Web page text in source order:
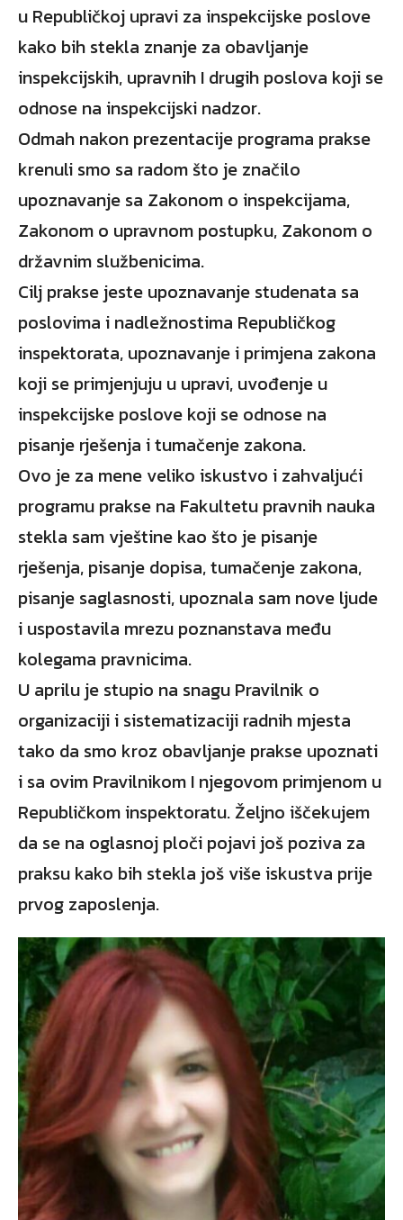
u Republičkoj upravi za inspekcijske poslove
kako bih stekla znanje za obavljanje
inspekcijskih, upravnih I drugih poslova koji se
odnose na inspekcijski nadzor.
Odmah nakon prezentacije programa prakse
krenuli smo sa radom što je značilo
upoznavanje sa Zakonom o inspekcijama,
Zakonom o upravnom postupku, Zakonom o
državnim službenicima.
Cilj prakse jeste upoznavanje studenata sa
poslovima i nadležnostima Republičkog
inspektorata, upoznavanje i primjena zakona
koji se primjenjuju u upravi, uvođenje u
inspekcijske poslove koji se odnose na
pisanje rješenja i tumačenje zakona.
Ovo je za mene veliko iskustvo i zahvaljući
programu prakse na Fakultetu pravnih nauka
stekla sam vještine kao što je pisanje
rješenja, pisanje dopisa, tumačenje zakona,
pisanje saglasnosti, upoznala sam nove ljude
i uspostavila mrezu poznanstava među
kolegama pravnicima.
U aprilu je stupio na snagu Pravilnik o
organizaciji i sistematizaciji radnih mjesta
tako da smo kroz obavljanje prakse upoznati
i sa ovim Pravilnikom I njegovom primjenom u
Republičkom inspektoratu. Željno iščekujem
da se na oglasnoj ploči pojavi još poziva za
praksu kako bih stekla još više iskustva prije
prvog zaposlenja.